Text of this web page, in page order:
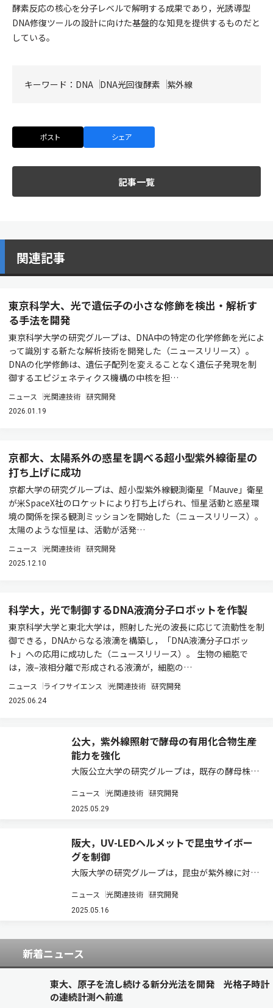
酵素反応の核心を分子レベルで解明する成果であり，光誘導型
DNA修復ツールの設計に向けた基盤的な知見を提供するものだと
している。
キーワード： DNA DNA光回復酵素 紫外線
ポスト シェア
記事一覧
関連記事
東京科学大、光で遺伝子の小さな修飾を検出・解析す
る手法を開発
東京科学大学の研究グループは、DNA中の特定の化学修飾を光によ
って識別する新たな解析技術を開発した（ニュースリリース）。
DNAの化学修飾は、遺伝子配列を変えることなく遺伝子発現を制
御するエピジェネティクス機構の中核を担…
ニュース 光関連技術 研究開発
2026.01.19
京都大、太陽系外の惑星を調べる超小型紫外線衛星の
打ち上げに成功
京都大学の研究グループは、超小型紫外線観測衛星「Mauve」衛星
が米SpaceX社のロケットにより打ち上げられ、恒星活動と惑星環
境の関係を探る観測ミッションを開始した（ニュースリリース）。
太陽のような恒星は、活動が活発…
ニュース 光関連技術 研究開発
2025.12.10
科学大，光で制御するDNA液滴分子ロボットを作製
東京科学大学と東北大学は，照射した光の波長に応じて流動性を制
御できる，DNAからなる液滴を構築し，「DNA液滴分子ロボッ
ト」への応用に成功した（ニュースリリース）。 生物の細胞で
は，液–液相分離で形成される液滴が，細胞の…
ニュース ライフサイエンス 光関連技術 研究開発
2025.06.24
公大，紫外線照射で酵母の有用化合物生産
能力を強化
大阪公立大学の研究グループは，既存の酵母株に
が約1.5倍に増加した新規株の作出に成功した
（ニュースリリース）。 現在，石油に代わる新し
ニュース 光関連技術 研究開発
2025.05.29
阪大，UV-LEDヘルメットで昆虫サイボー
グを制御
大阪大学の研究グループは，昆虫が紫外線に対し
UV-LED付き小型ヘルメットを操作することで，
未知の環境下でも適用できる昆虫サイボーグの自
ニュース 光関連技術 研究開発
2025.05.16
新着ニュース
東大、原子を流し続ける新分光法を開発 光格子時計
の連続計測へ前進